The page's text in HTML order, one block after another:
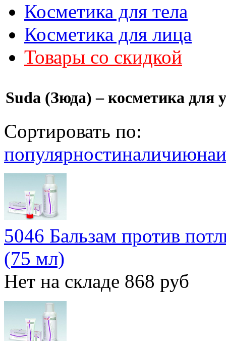
Косметика для тела
Косметика для лица
Товары со скидкой
Suda (Зюда) – косметика для
Сортировать по:
популярностиналичию
5046 Бальзам против
(75 мл)
Нет на складе 868 руб